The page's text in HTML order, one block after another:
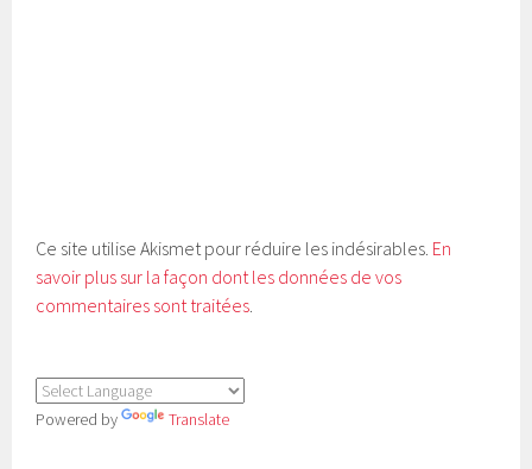
Ce site utilise Akismet pour réduire les indésirables. En
savoir plus sur la façon dont les données de vos
commentaires sont traitées.
Powered by Translate